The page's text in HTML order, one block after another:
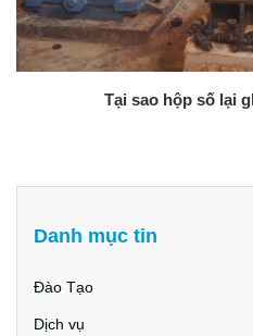
Tại sao hộp số lại
Danh mục tin
Đào Tạo
Dịch vụ